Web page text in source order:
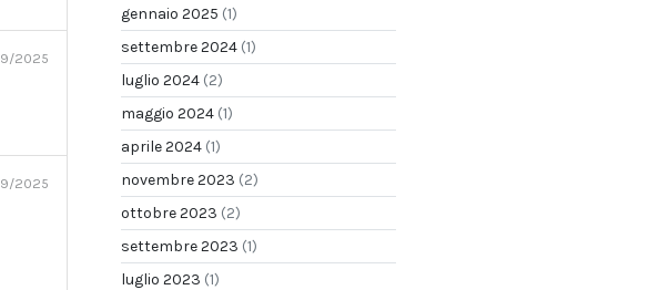
2025
2025
gennaio 2025 (1)
settembre 2024 (1)
luglio 2024 (2)
maggio 2024 (1)
aprile 2024 (1)
novembre 2023 (2)
ottobre 2023 (2)
settembre 2023 (1)
luglio 2023 (1)